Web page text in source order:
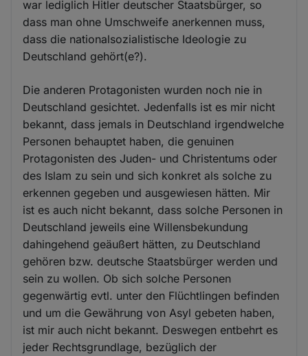
war lediglich Hitler deutscher Staatsbürger, so
dass man ohne Umschweife anerkennen muss,
dass die nationalsozialistische Ideologie zu
Deutschland gehört(e?).
Die anderen Protagonisten wurden noch nie in
Deutschland gesichtet. Jedenfalls ist es mir nicht
bekannt, dass jemals in Deutschland irgendwelche
Personen behauptet haben, die genuinen
Protagonisten des Juden- und Christentums oder
des Islam zu sein und sich konkret als solche zu
erkennen gegeben und ausgewiesen hätten. Mir
ist es auch nicht bekannt, dass solche Personen in
Deutschland jeweils eine Willensbekundung
dahingehend geäußert hätten, zu Deutschland
gehören bzw. deutsche Staatsbürger werden und
sein zu wollen. Ob sich solche Personen
gegenwärtig evtl. unter den Flüchtlingen befinden
und um die Gewährung von Asyl gebeten haben,
ist mir auch nicht bekannt. Deswegen entbehrt es
jeder Rechtsgrundlage, bezüglich der